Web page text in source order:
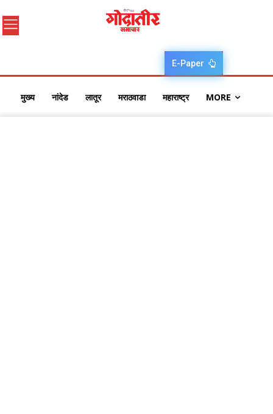
E-Paper
मुख्य नांदेड लातूर मराठवाडा महाराष्ट्र MORE